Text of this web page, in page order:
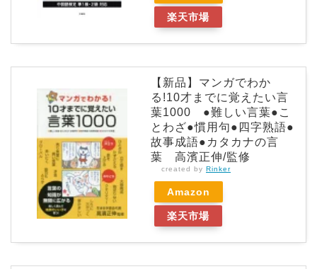
楽天市場
【新品】マンガでわか
る!10才までに覚えたい言
葉1000 ●難しい言葉●こ
とわざ●慣用句●四字熟語●
故事成語●カタカナの言
葉 高濱正伸/監修
created by Rinker
Amazon
楽天市場